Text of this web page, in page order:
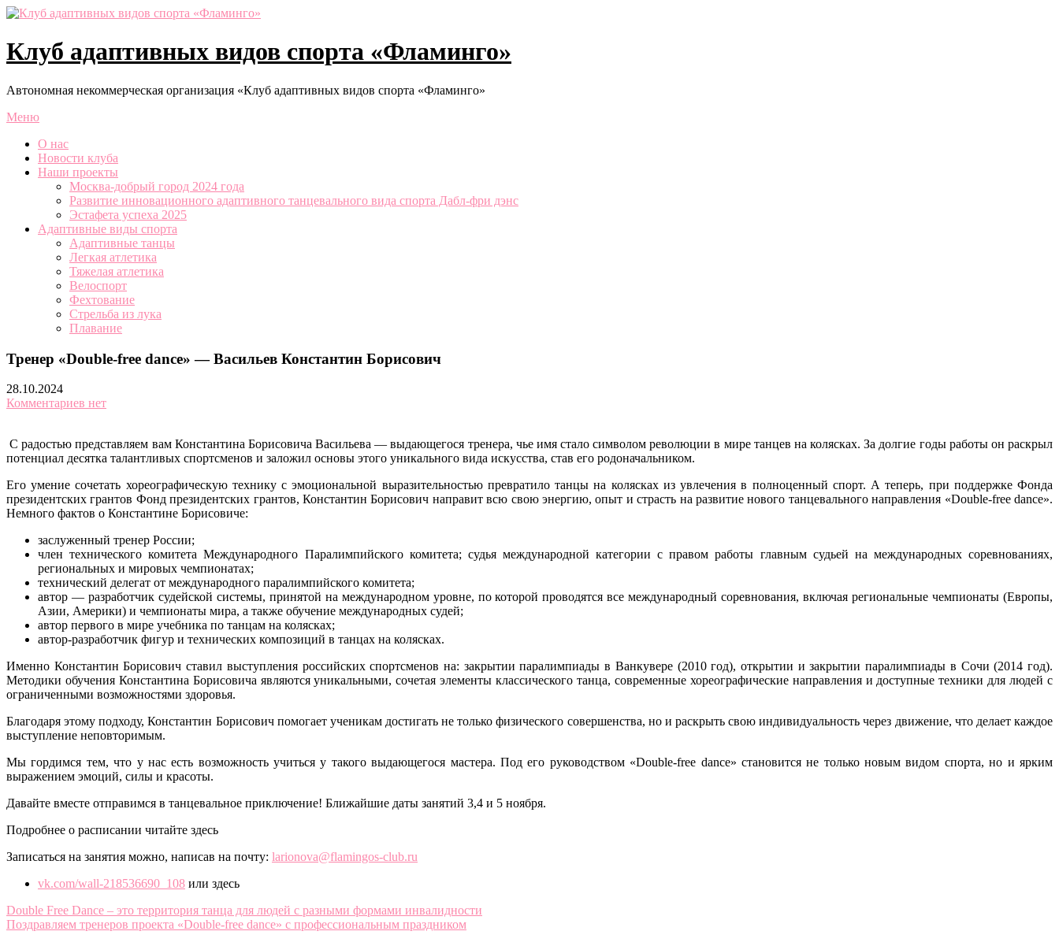
Перейти
содержимому
Клуб адаптивных видов спорта «Фламинго»
Автономная некоммерческая организация «Клуб адаптивных видов спорта «Фламинго»
Меню
О нас
Новости клуба
Наши проекты
Москва-добрый город 2024 года
Развитие инновационного адаптивного танцевального вида спорта Дабл-фри дэнс
Эстафета успеха 2025
Адаптивные виды спорта
Адаптивные танцы
Легкая атлетика
Тяжелая атлетика
Велоспорт
Фехтование
Стрельба из лука
Плавание
Тренер «Double-free dance» — Васильев Константин Борисович
28.10.2024
Комментариев нет
С радостью представляем вам Константина Борисовича Васильева — выдающегося тренера, чье имя стало символом революции в мире танцев на колясках. За долгие годы работы он раскрыл
потенциал десятка талантливых спортсменов и заложил основы этого уникального вида искусства, став его родоначальником.
Его умение сочетать хореографическую технику с эмоциональной выразительностью превратило танцы на колясках из увлечения в полноценный спорт. А теперь, при поддержке Фонда
президентских грантов Фонд президентских грантов, Константин Борисович направит всю свою энергию, опыт и страсть на развитие нового танцевального направления «Double-free dance».
Немного фактов о Константине Борисовиче:
заслуженный тренер России;
член технического комитета Международного Паралимпийского комитета; судья международной категории с правом работы главным судьей на международных соревнованиях,
региональных и мировых чемпионатах;
технический делегат от международного паралимпийского комитета;
автор — разработчик судейской системы, принятой на международном уровне, по которой проводятся все международный соревнования, включая региональные чемпионаты (Европы,
Азии, Америки) и чемпионаты мира, а также обучение международных судей;
автор первого в мире учебника по танцам на колясках;
автор-разработчик фигур и технических композиций в танцах на колясках.
Именно Константин Борисович ставил выступления российских спортсменов на: закрытии паралимпиады в Ванкувере (2010 год), открытии и закрытии паралимпиады в Сочи (2014 год).
Методики обучения Константина Борисовича являются уникальными, сочетая элементы классического танца, современные хореографические направления и доступные техники для людей с
ограниченными возможностями здоровья.
Благодаря этому подходу, Константин Борисович помогает ученикам достигать не только физического совершенства, но и раскрыть свою индивидуальность через движение, что делает каждое
выступление неповторимым.
Мы гордимся тем, что у нас есть возможность учиться у такого выдающегося мастера. Под его руководством «Double-free dance» становится не только новым видом спорта, но и ярким
выражением эмоций, силы и красоты.
Давайте вместе отправимся в танцевальное приключение! Ближайшие даты занятий 3,4 и 5 ноября.
Подробнее о расписании читайте здесь
Записаться на занятия можно, написав на почту: larionova@flamingos-club.ru
vk.com/wall-218536690_108 или здесь
Навигация
по
Double Free Dance – это территория танца для людей с разными формами инвалидности
Поздравляем тренеров проекта «Double-free dance» с профессиональным праздником